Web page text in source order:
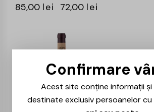
85,00 lei 72,00 lei
Confirmare
Acest site conține informații
destinate exclusiv persoanelor